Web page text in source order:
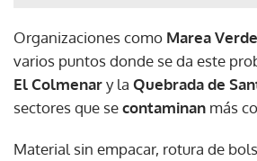
Organizaciones como Marea Verde
varios puntos donde se da este
El Colmenary la Quebrada de
sectores que secontaminan más
Material sin empacar, rotura de